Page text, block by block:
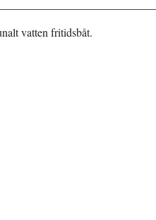
vatten fritidsbåt.